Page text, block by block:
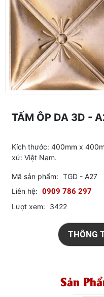
TẤM ÔP DA 3D -
Kích thước: 400mm x
xứ: Việt Nam.
Mã sản phẩm: TGD - A27
Liên hệ: 0909 786 297
Lượt xem: 3422
THÔNG
Sản